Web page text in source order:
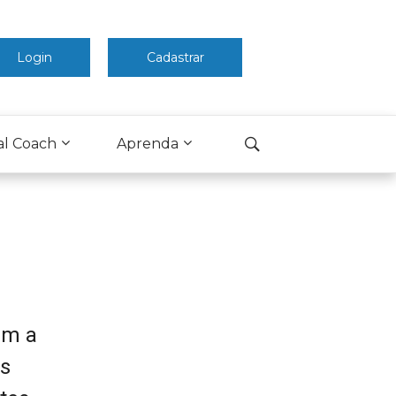
Login Cadastrar
Coach Aprenda
a